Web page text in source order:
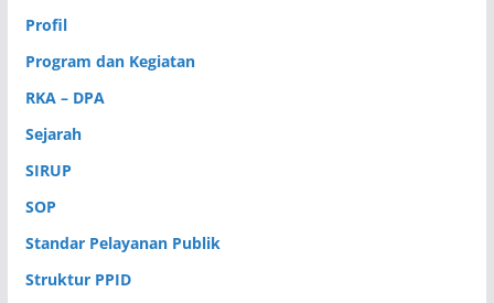
Profil
Program dan Kegiatan
RKA – DPA
Sejarah
SIRUP
SOP
Standar Pelayanan Publik
Struktur PPID